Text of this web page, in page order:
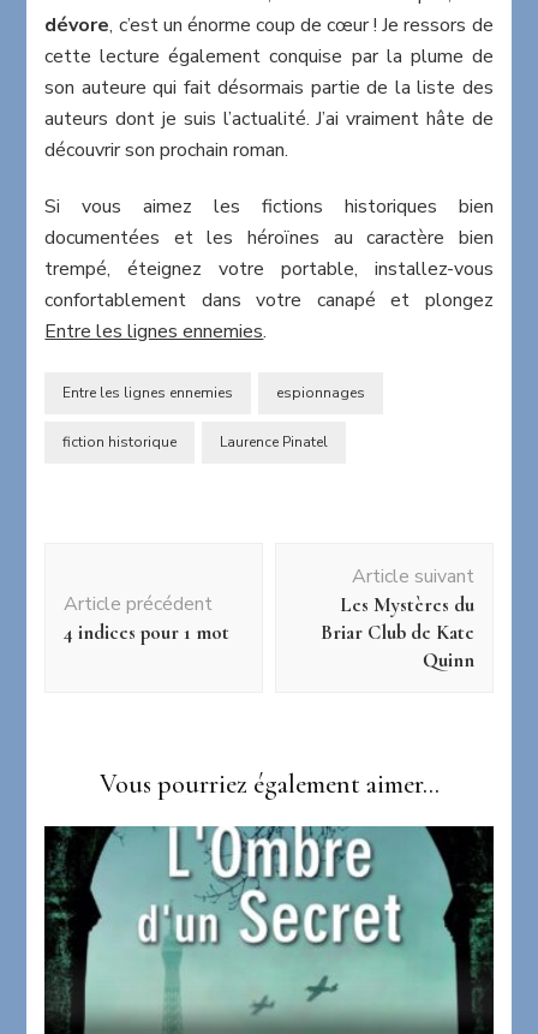
dévore, c’est un énorme coup de cœur ! Je ressors de
cette lecture également conquise par la plume de
son auteure qui fait désormais partie de la liste des
auteurs dont je suis l’actualité. J’ai vraiment hâte de
découvrir son prochain roman.
Si vous aimez les fictions historiques bien
documentées et les héroïnes au caractère bien
trempé, éteignez votre portable, installez-vous
confortablement dans votre canapé et plongez
Entre les lignes ennemies.
Entre les lignes ennemies espionnages
fiction historique Laurence Pinatel
Article précédent
4 indices pour 1 mot
Article suivant
Les Mystères du
Briar Club de Kate
Quinn
Vous pourriez également aimer...